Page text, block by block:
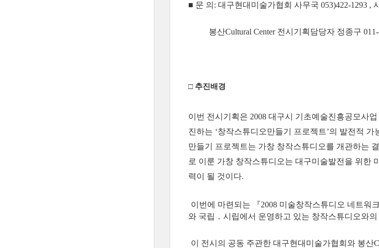
■ 문 의: 대구현대미술가협회 사무국 053)422-1293 ,
봉산Cultural Center 전시기획담당자 정종구 011-
□ 추진배경
이번 전시기획은 2008 대구시 기초예술진흥공모사
진하는 ‘창작스튜디오만들기 프로젝트’의 발전적
만들기 프로젝트는 가창 창작스튜디오를 개관하는
로 이룬 가창 창작스튜디오는 대구미술발전을 위한
력이 될 것이다.
이번에 마련되는 『2008 미술창작스튜디오 네트워
와 국립 ․ 시립에서 운영하고 있는 창작스튜디오와
이 전시의 공동 주관한 대구현대미술가협회와 봉산